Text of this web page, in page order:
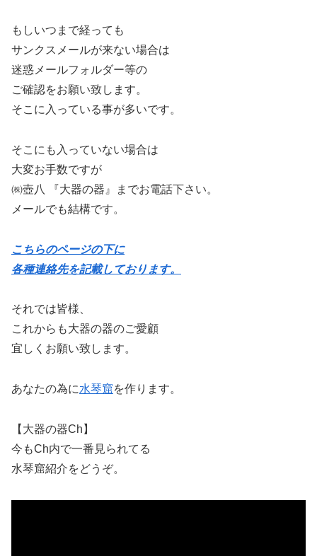
もしいつまで経っても
サンクスメールが来ない場合は
迷惑メールフォルダー等の
ご確認をお願い致します。
そこに入っている事が多いです。
そこにも入っていない場合は
大変お手数ですが
㈱壺八 『大器の器』までお電話下さい。
メールでも結構です。
こちらのページの下に
各種連絡先を記載しております。
それでは皆様、
これからも大器の器のご愛顧
宜しくお願い致します。
あなたの為に水琴窟を作ります。
【大器の器Ch】
今もCh内で一番見られてる
水琴窟紹介をどうぞ。